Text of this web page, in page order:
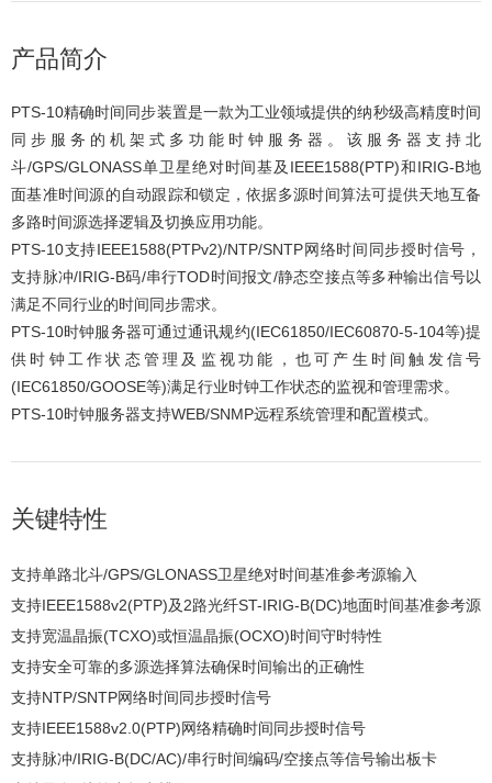
产品简介
PTS-10精确时间同步装置是一款为工业领域提供的纳秒级高精度时间
同步服务的机架式多功能时钟服务器。该服务器支持北
斗/GPS/GLONASS单卫星绝对时间基及IEEE1588(PTP)和IRIG-B地
面基准时间源的自动跟踪和锁定，依据多源时间算法可提供天地互备
多路时间源选择逻辑及切换应用功能。
PTS-10支持IEEE1588(PTPv2)/NTP/SNTP网络时间同步授时信号，
支持脉冲/IRIG-B码/串行TOD时间报文/静态空接点等多种输出信号以
满足不同行业的时间同步需求。
PTS-10时钟服务器可通过通讯规约(IEC61850/IEC60870-5-104等)提
供时钟工作状态管理及监视功能，也可产生时间触发信号
(IEC61850/GOOSE等)满足行业时钟工作状态的监视和管理需求。
PTS-10时钟服务器支持WEB/SNMP远程系统管理和配置模式。
关键特性
支持单路北斗/GPS/GLONASS卫星绝对时间基准参考源输入
支持IEEE1588v2(PTP)及2路光纤ST-IRIG-B(DC)地面时间基准参考源
输入
支持宽温晶振(TCXO)或恒温晶振(OCXO)时间守时特性
支持安全可靠的多源选择算法确保时间输出的正确性
支持NTP/SNTP网络时间同步授时信号
支持IEEE1588v2.0(PTP)网络精确时间同步授时信号
支持脉冲/IRIG-B(DC/AC)/串行时间编码/空接点等信号输出板卡